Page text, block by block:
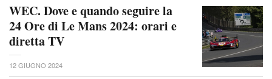
WEC. Dove e quando seguire la
24 Ore di Le Mans 2024: orari e
diretta TV
12 GIUGNO 2024